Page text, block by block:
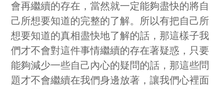
會再繼續的存在，當然就一定能夠盡快的將自
己所想要知道的完整的了解。所以有把自己所
想要知道的真相盡快地了解的話，那這樣子我
們才不會對這件事情繼續的存在著疑惑，只要
能夠減少一些自己內心的疑問的話，那這些問
題才不會繼續在我們身邊放著，讓我們心裡面